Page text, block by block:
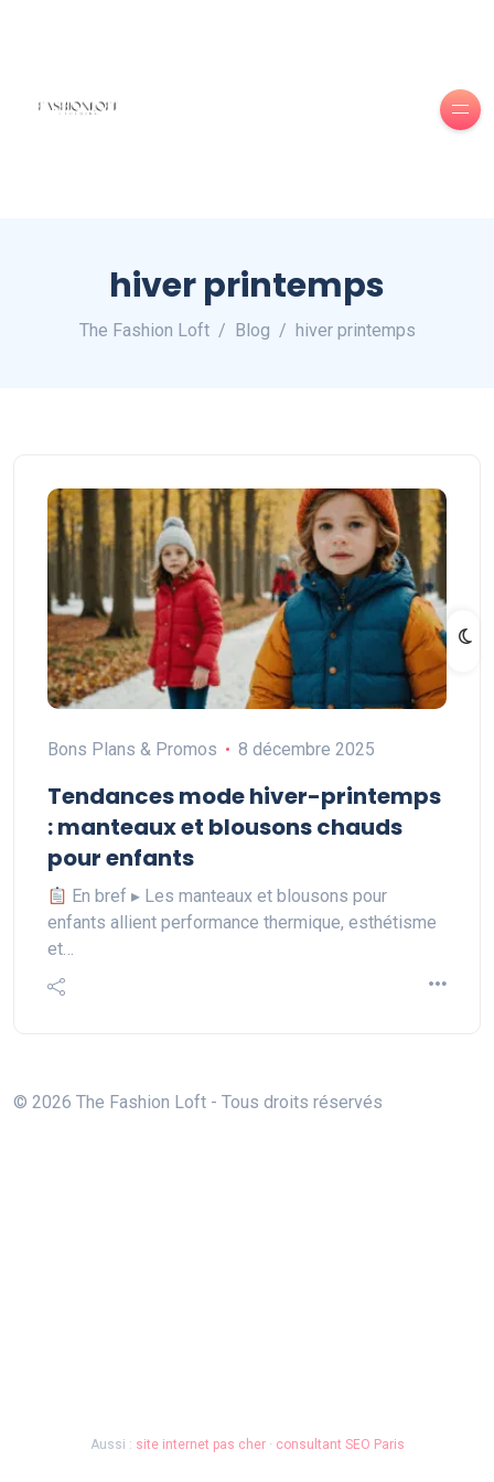
hiver printemps
The Fashion Loft Blog hiver printemps
Bons Plans & Promos 8 décembre 2025
Tendances mode hiver-printemps
: manteaux et blousons chauds
pour enfants
En bref ▸ Les manteaux et blousons pour
enfants allient performance thermique, esthétisme
et…
© 2026 The Fashion Loft - Tous droits réservés
Aussi : site internet pas cher· consultant SEO Paris